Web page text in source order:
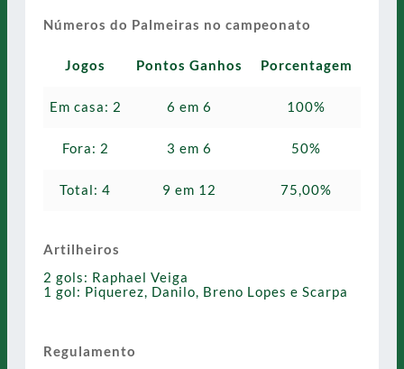
Números do Palmeiras no campeonato
Jogos Pontos Ganhos Porcentagem
Em casa: 2 6 em 6 100%
Fora: 2 3 em 6 50%
Total: 4 9 em 12 75,00%
Artilheiros
2 gols: Raphael Veiga
1 gol: Piquerez, Danilo, Breno Lopes e Scarpa
Regulamento